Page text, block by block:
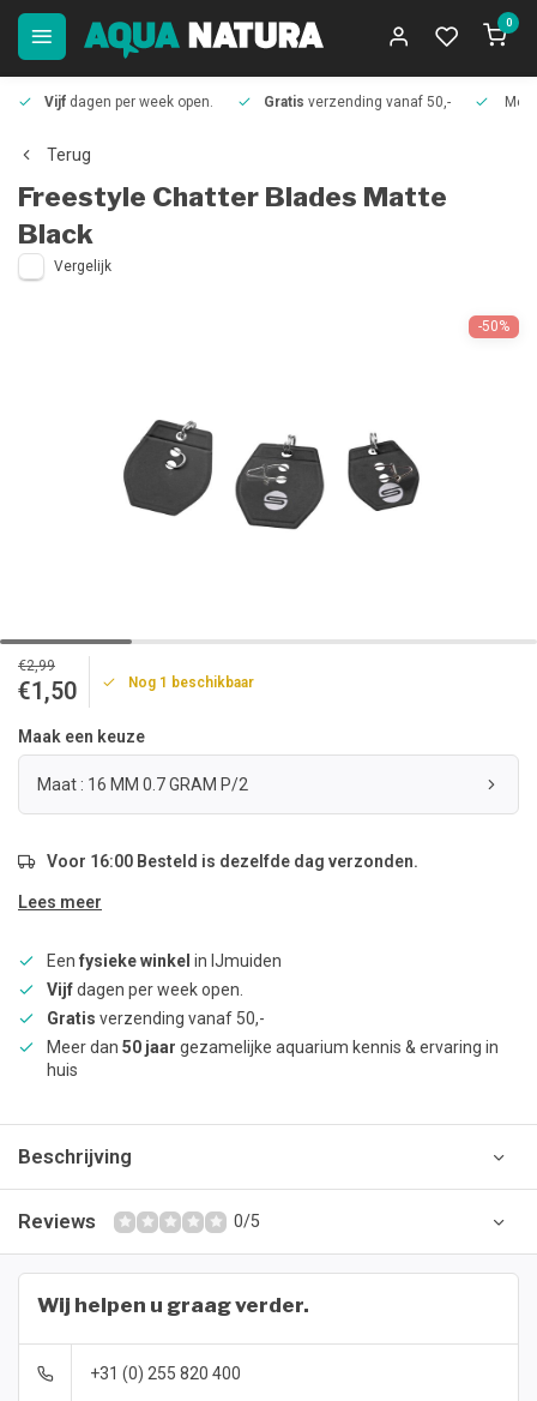
0
Vijf dagen per week open. Gratis verzending vanaf 50,-
Terug
Freestyle Chatter Blades Matte
Black
Vergelijk
-50%
€2,99
€1,50 Nog 1 beschikbaar
Maak een keuze
Maat : 16 MM 0.7 GRAM P/2
Voor 16:00 Besteld is dezelfde dag verzonden.
Lees meer
Een fysieke winkel in IJmuiden
Vijfdagen per week open.
Gratis verzending vanaf 50,-
Meer dan 50 jaar gezamelijke aquarium kennis & ervaring in
huis
Beschrijving
Reviews 0/5
Wij helpen u graag verder.
+31 (0) 255 820 400